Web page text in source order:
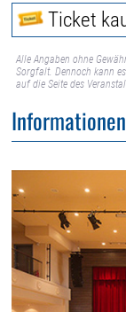
Ticket
Alle Angaben ohne
Sorgfalt. Dennoch kann
auf die Seite des